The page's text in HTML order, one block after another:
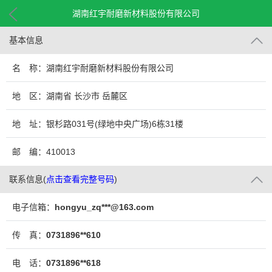
湖南红宇耐磨新材料股份有限公司
基本信息
名 称：湖南红宇耐磨新材料股份有限公司
地 区：湖南省 长沙市 岳麓区
地 址：银杉路031号(绿地中央广场)6栋31楼
邮 编：410013
联系信息(点击查看完整号码)
电子信箱： hongyu_zq***@163.com
传 真： 0731896**610
电 话： 0731896**618